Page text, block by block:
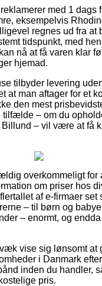
med 1 dags
eksempelvis
regnes ud fra at
tidspunkt, med
nå at få varen klar
hjemad.
tilbyder levering
at man aftager for et
den mest
tilfælde – om du
– vil være at få
overkommeligt for
om priser hos
af e-firmaer set
– til børn og
– enormt, og
vise sig lønsomt at
i Danmark
inden du handler,
pris.